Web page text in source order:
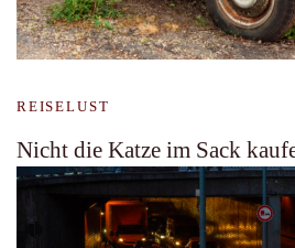
REISELUST
Nicht die Katze im Sack